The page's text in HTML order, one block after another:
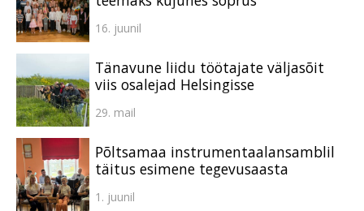
16. juunil
Tänavune liidu töötajate väljasõit
viis osalejad Helsingisse
29. mail
Põltsamaa instrumentaalansamblil
täitus esimene tegevusaasta
1. juunil